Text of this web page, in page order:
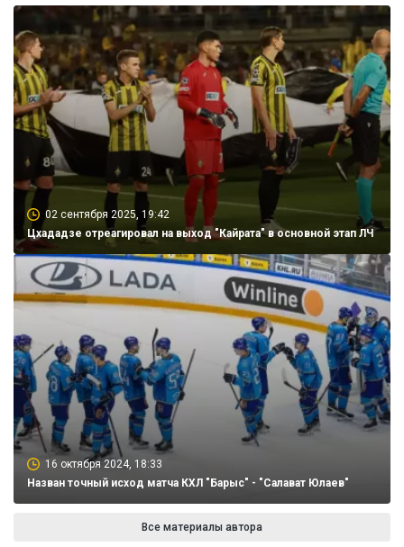
02 сентября 2025, 19:42
Цхададзе отреагировал на выход "Кайрата" в основной этап ЛЧ
16 октября 2024, 18:33
Назван точный исход матча КХЛ "Барыс" - "Салават Юлаев"
Все материалы автора